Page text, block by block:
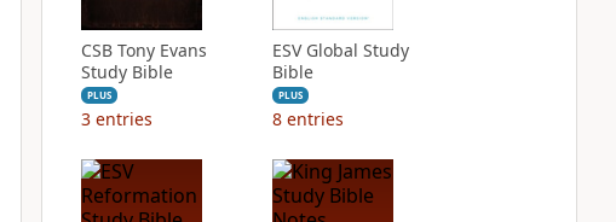
CSB Tony Evans
Study Bible
PLUS
3 entries
ESV Global Study
Bible
PLUS
8 entries